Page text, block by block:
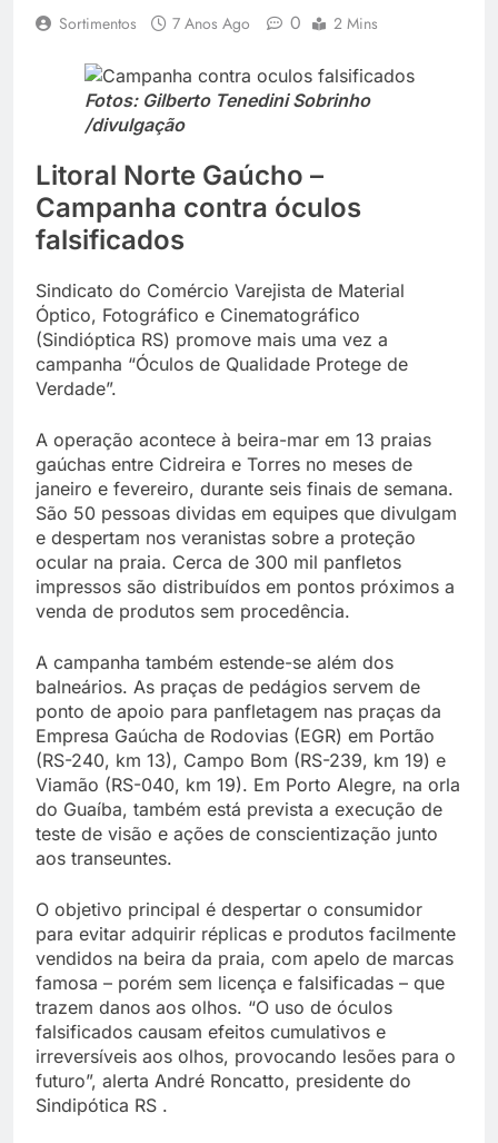
Sortimentos 7 Anos Ago 0 2 Mins
Fotos: Gilberto Tenedini Sobrinho
/divulgação
Litoral Norte Gaúcho –
Campanha contra óculos
falsificados
Sindicato do Comércio Varejista de Material
Óptico, Fotográfico e Cinematográfico
(Sindióptica RS) promove mais uma vez a
campanha “Óculos de Qualidade Protege de
Verdade”.
A operação acontece à beira-mar em 13 praias
gaúchas entre Cidreira e Torres no meses de
janeiro e fevereiro, durante seis finais de semana.
São 50 pessoas dividas em equipes que divulgam
e despertam nos veranistas sobre a proteção
ocular na praia. Cerca de 300 mil panfletos
impressos são distribuídos em pontos próximos a
venda de produtos sem procedência.
A campanha também estende-se além dos
balneários. As praças de pedágios servem de
ponto de apoio para panfletagem nas praças da
Empresa Gaúcha de Rodovias (EGR) em Portão
(RS-240, km 13), Campo Bom (RS-239, km 19) e
Viamão (RS-040, km 19). Em Porto Alegre, na orla
do Guaíba, também está prevista a execução de
teste de visão e ações de conscientização junto
aos transeuntes.
O objetivo principal é despertar o consumidor
para evitar adquirir réplicas e produtos facilmente
vendidos na beira da praia, com apelo de marcas
famosa – porém sem licença e falsificadas – que
trazem danos aos olhos. “O uso de óculos
falsificados causam efeitos cumulativos e
irreversíveis aos olhos, provocando lesões para o
futuro”, alerta André Roncatto, presidente do
Sindipótica RS .